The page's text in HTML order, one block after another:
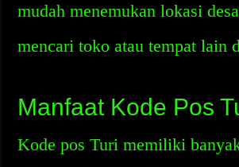
mudah menemukan lokasi
mencari toko atau tempat lain
Manfaat Kode Pos
Kode pos Turi memiliki